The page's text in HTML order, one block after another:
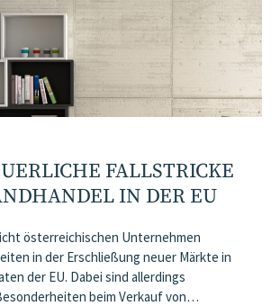
FALLSTRICKE
IN DER EU
österreichischen Unternehmen
in der Erschließung neuer Märkte in
der EU. Dabei sind allerdings
beim Verkauf von…